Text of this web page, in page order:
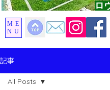
ロ
ME
NU
記事
All Posts